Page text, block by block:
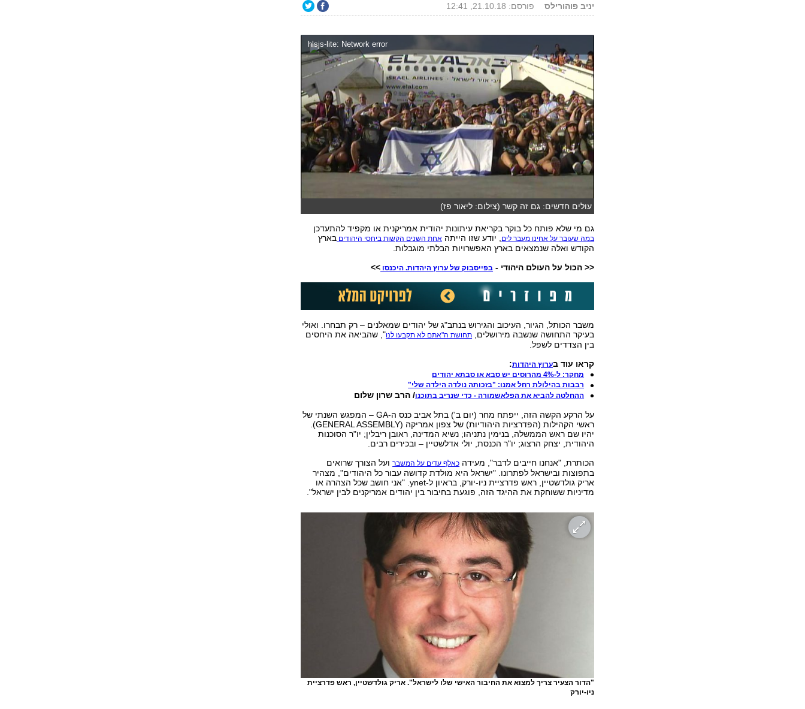
יניב פוהורילס פורסם: 21.10.18, 12:41
hlsjs-lite: Network error
עולים חדשים: גם זה קשר (צילום: ליאור פז)
גם מי שלא פותח כל בוקר בקריאת עיתונות יהודית אמריקנית או מקפיד להתעדכן
במה שעובר על אחינו מעבר לים , יודע שזו הייתה אחת השנים הקשות ביחסי היהודים בארץ
הקודש ואלה שנמצאים בארץ האפשרויות הבלתי מוגבלות.
<< הכול על העולם היהודי - בפייסבוק של ערוץ היהדות. היכנסו >>
משבר הכותל, הגיור, העיכוב והגירוש בנתב"ג של יהודים שמאלנים – רק תבחרו. ואולי
בעיקר התחושה שנשבה מירושלים, תחושת ה"אתם לא תקבעו לנו", שהביאה את היחסים
בין הצדדים לשפל.
קראו עוד בערוץ היהדות:
מחקר: ל-4% מהרוסים יש סבא או סבתא יהודים
רבבות בהילולת רחל אמנו: "בזכותה נולדה הילדה שלי"
ההחלטה להביא את הפלאשמורה - כדי שנריב בתוכנו/ הרב שרון שלום
על הרקע הקשה הזה, ייפתח מחר (יום ב') בתל אביב כנס ה-GA – המפגש השנתי של
ראשי הקהילות (הפדרציות היהודיות) של צפון אמריקה (GENERAL ASSEMBLY).
יהיו שם ראש הממשלה, בנימין נתניהו; נשיא המדינה, ראובן ריבלין; יו"ר הסוכנות
היהודית, יצחק הרצוג; יו"ר הכנסת, יולי אדלשטיין – ובכירים רבים.
הכותרת, "אנחנו חייבים לדבר", מעידה כאלף עדים על המשברועל הצורך שרואים
בתפוצות ובישראל לפתרונו. "ישראל היא מולדת קדושה עבור כל היהודים", מצהיר
אריק גולדשטיין, ראש פדרציית ניו-יורק, בראיון ל-ynet. "אני חושב שכל הצהרה או
מדיניות ששוחקת את ההיגד הזה, פוגעת בחיבור בין יהודים אמריקנים לבין ישראל".
"הדור הצעיר צריך למצוא את החיבור האישי שלו לישראל". אריק גולדשטיין, ראש פדרציית
ניו-יורק